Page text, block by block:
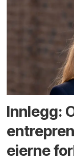
Innlegg:
eierne